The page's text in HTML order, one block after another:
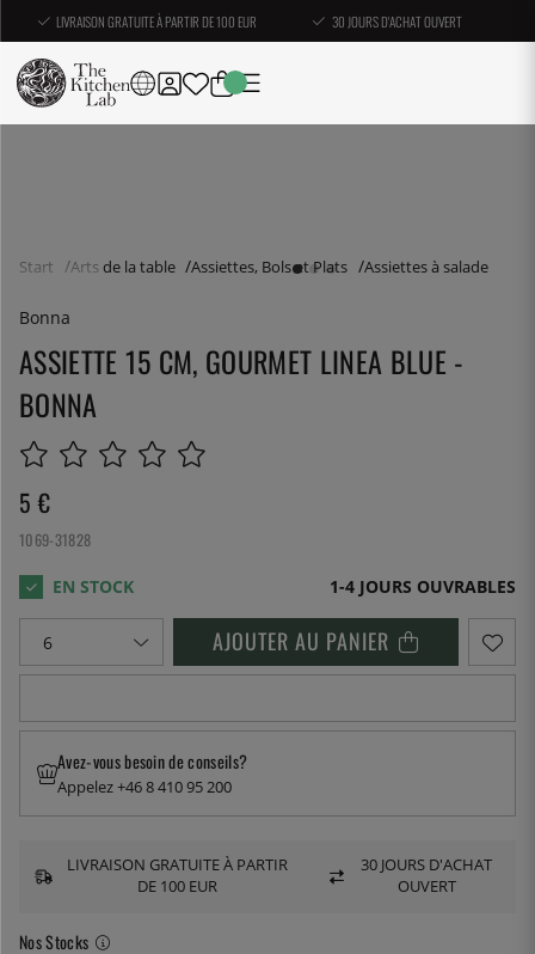
LIVRAISON GRATUITE À PARTIR DE 100 EUR 30 JOURS D'ACHAT OUVERT
Start Arts de la table Assiettes, Bols et Plats Assiettes à salade
Bonna
ASSIETTE 15 CM, GOURMET LINEA BLUE -
BONNA
5 €
1069-31828
1-4 JOURS OUVRABLES
AJOUTER AU PANIER
Nos Stocks
Avez-vous besoin de conseils?
Appelez +46 8 410 95 200
LIVRAISON GRATUITE À PARTIR
DE 100 EUR
30 JOURS D'ACHAT
OUVERT